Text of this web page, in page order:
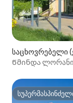
საცხოვრებელი
Წმინდა